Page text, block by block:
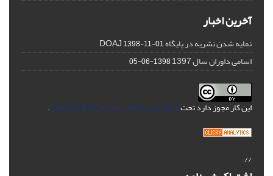
آخرین اخبار
نمایه شدن نشریه در پایگاه DOAJ1398-11-01
اسامی داوران سال 1397 1398-06-05
این کار مجوز دارد تحتمجوز کریتیو کامنز تخصیص 4.0 بین‌المللی .
//